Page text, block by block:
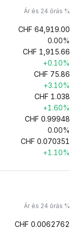
Ár és 24 órás %
CHF 64,919.00
0.00%
CHF 1,915.66
+0.10%
CHF 75.86
+3.10%
CHF 1.038
+1.60%
CHF 0.99948
0.00%
CHF 0.070351
+1.10%
Ár és 24 órás %
CHF 0.0062762